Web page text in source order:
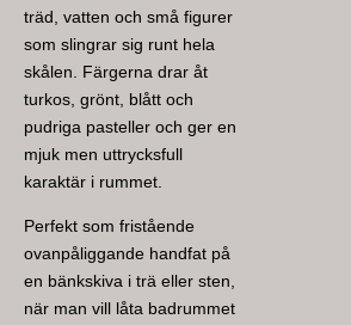
träd, vatten och små figurer
som slingrar sig runt hela
skålen. Färgerna drar åt
turkos, grönt, blått och
pudriga pasteller och ger en
mjuk men uttrycksfull
karaktär i rummet.
Perfekt som fristående
ovanpåliggande handfat på
en bänkskiva i trä eller sten,
när man vill låta badrummet